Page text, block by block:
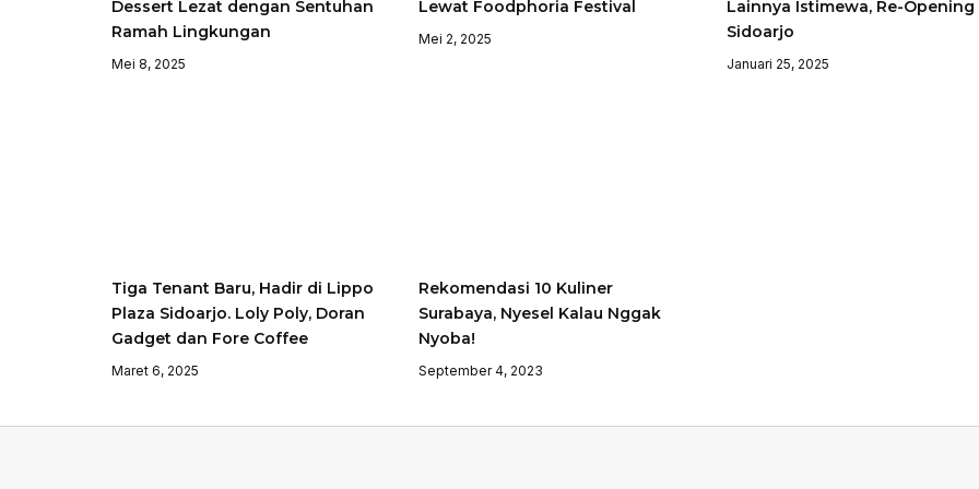
Dessert Lezat dengan Sentuhan
Ramah Lingkungan
Mei 8, 2025
Lewat Foodphoria Festival
Mei 2, 2025
Lainnya Istimewa, Re-Opening
Sidoarjo
Januari 25, 2025
Tiga Tenant Baru, Hadir di Lippo
Plaza Sidoarjo. Loly Poly, Doran
Gadget dan Fore Coffee
Maret 6, 2025
Rekomendasi 10 Kuliner
Surabaya, Nyesel Kalau Nggak
Nyoba!
September 4, 2023